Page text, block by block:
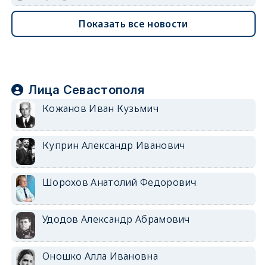
Показать все новости
Лица Севастополя
Кожанов Иван Кузьмич
Куприн Александр Иванович
Шорохов Анатолий Федорович
Удодов Александр Абрамович
Оношко Алла Ивановна